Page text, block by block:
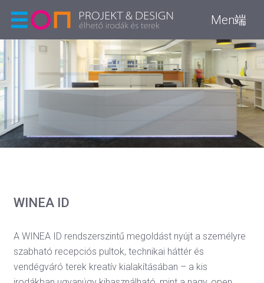
Men端
WINEA ID
A WINEA ID rendszerszintű megoldást nyújt a személyre
szabható recepciós pultok, technikai háttér és
vendégváró terek kreatív kialakításában – a kis